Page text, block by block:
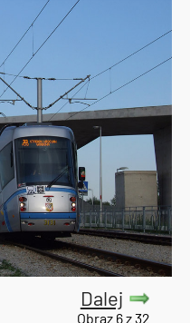
Dalej
Obraz 6 z 32